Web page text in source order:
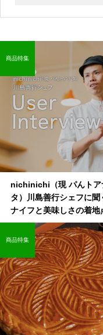
nichinichi（現 パんトア
タ）川島善行シェフに聞
ナイフと美味しさの着地
商品特集
商品特集